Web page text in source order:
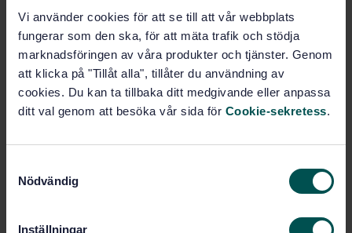
Vi använder cookies för att se till att vår webbplats
fungerar som den ska, för att mäta trafik och stödja
marknadsföringen av våra produkter och tjänster. Genom
att klicka på "Tillåt alla", tillåter du användning av
cookies. Du kan ta tillbaka ditt medgivande eller anpassa
ditt val genom att besöka vår sida för Cookie-sekretess.
Nödvändig
Inställningar
System- och programvarukvalitet – Krav på och
utvärdering av programvarukvalitet (SQuaRE) –
Generellt industriellt rapportformat (CIF) för
utvärdering av användbarhet (ISO 25062:2025, IDT)
(ISO 25062:2025, IDT)
Lägg i varukorgen